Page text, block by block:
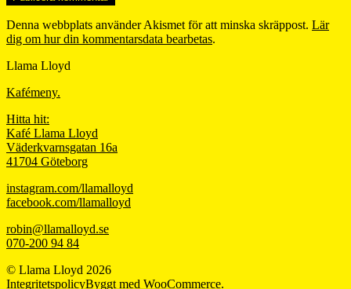
Denna webbplats använder Akismet för att minska skräppost. Lär
dig om hur din kommentarsdata bearbetas.
Llama Lloyd
Kafémeny.
Hitta hit:
Kafé Llama Lloyd
Väderkvarnsgatan 16a
41704 Göteborg
instagram.com/llamalloyd
facebook.com/llamalloyd
robin@llamalloyd.se
070-200 94 84
© Llama Lloyd 2026
IntegritetspolicyByggt med WooCommerce.